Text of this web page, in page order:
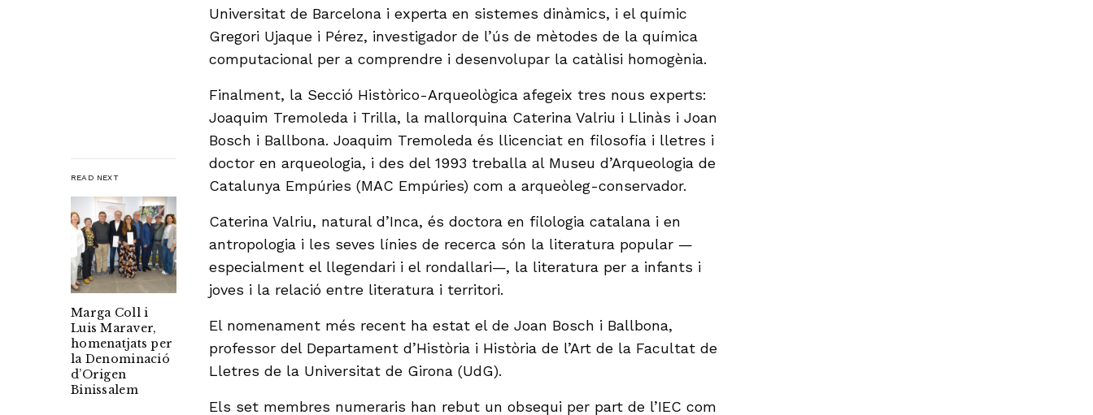
READ NEXT
Marga Coll i
Luis Maraver,
homenatjats per
la Denominació
d’Origen
Binissalem
Universitat de Barcelona i experta en sistemes dinàmics, i el químic
Gregori Ujaque i Pérez, investigador de l’ús de mètodes de la química
computacional per a comprendre i desenvolupar la catàlisi homogènia.
Finalment, la Secció Històrico-Arqueològica afegeix tres nous experts:
Joaquim Tremoleda i Trilla, la mallorquina Caterina Valriu i Llinàs i Joan
Bosch i Ballbona. Joaquim Tremoleda és llicenciat en filosofia i lletres i
doctor en arqueologia, i des del 1993 treballa al Museu d’Arqueologia de
Catalunya Empúries (MAC Empúries) com a arqueòleg-conservador.
Caterina Valriu, natural d’Inca, és doctora en filologia catalana i en
antropologia i les seves línies de recerca són la literatura popular —
especialment el llegendari i el rondallari—, la literatura per a infants i
joves i la relació entre literatura i territori.
El nomenament més recent ha estat el de Joan Bosch i Ballbona,
professor del Departament d’Història i Història de l’Art de la Facultat de
Lletres de la Universitat de Girona (UdG).
Els set membres numeraris han rebut un obsequi per part de l’IEC com